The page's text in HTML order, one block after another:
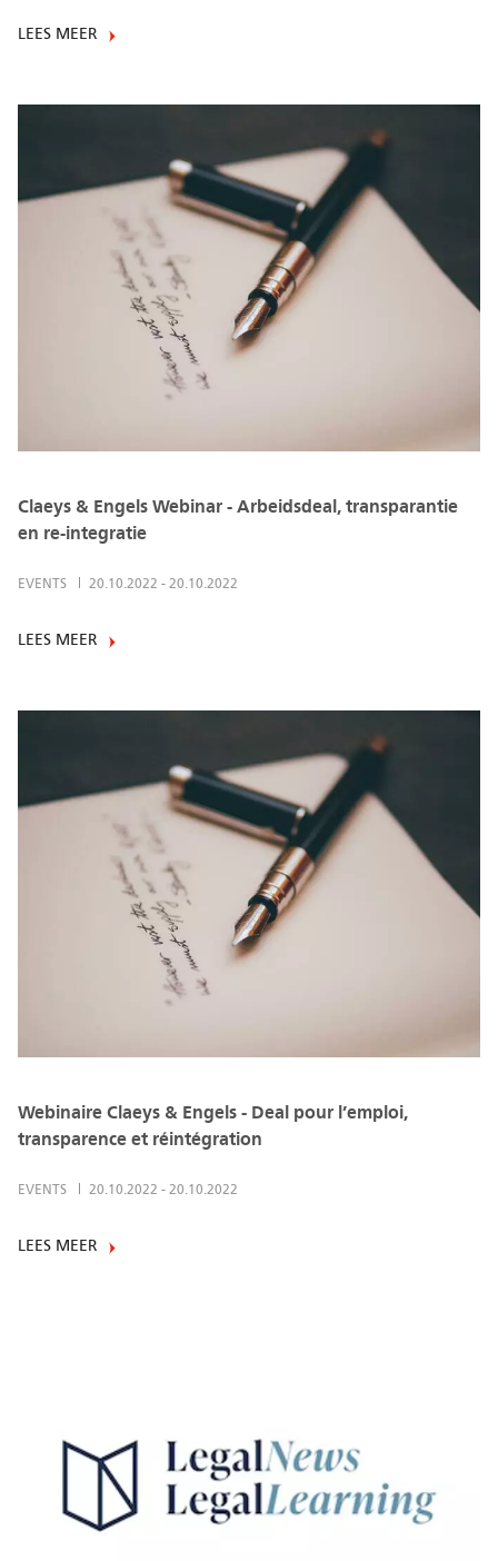
LEES MEER
Claeys & Engels Webinar - Arbeidsdeal, transparantie
en re-integratie
EVENTS 20.10.2022 - 20.10.2022
LEES MEER
Webinaire Claeys & Engels - Deal pour l’emploi,
transparence et réintégration
EVENTS 20.10.2022 - 20.10.2022
LEES MEER